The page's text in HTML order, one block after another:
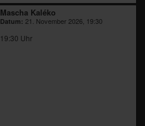
Mascha Kaléko
Datum: 21. November 2026, 19:30
19:30 Uhr